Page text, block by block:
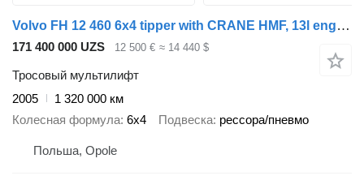
Volvo FH 12 460 6x4 tipper with CRANE HMF, 13l engine, retarder
171 400 000 UZS 12 500 € ≈ 14 440 $
Тросовый мультилифт
2005
1 320 000 км
Колесная формула 6x4 Подвеска рессора/пневмо
Польша, Opole